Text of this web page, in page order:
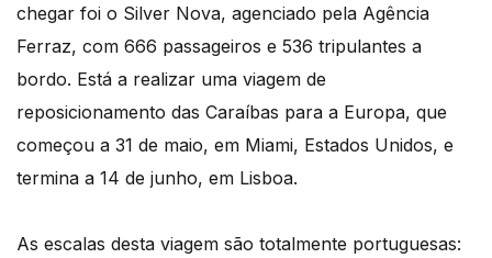
chegar foi o Silver Nova, agenciado pela Agência
Ferraz, com 666 passageiros e 536 tripulantes a
bordo. Está a realizar uma viagem de
reposicionamento das Caraíbas para a Europa, que
começou a 31 de maio, em Miami, Estados Unidos, e
termina a 14 de junho, em Lisboa.
As escalas desta viagem são totalmente portuguesas: